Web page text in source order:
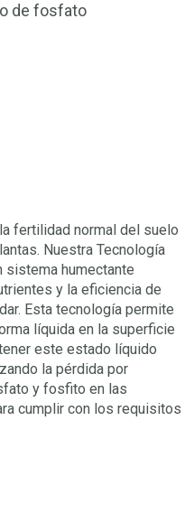
de fosfato
fertilidad normal del suelo
Nuestra Tecnología
sistema humectante
y la eficiencia de
Esta tecnología permite
líquida en la superficie
este estado líquido
la pérdida por
y fosfito en las
cumplir con los requisitos